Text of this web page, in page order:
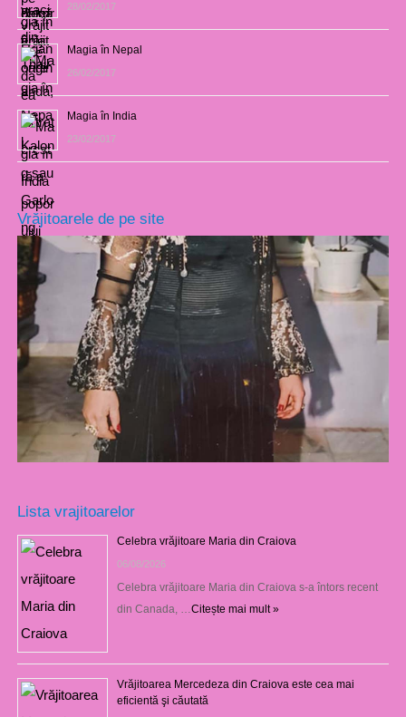
28/02/2017
Magia în Nepal
26/02/2017
Magia în India
23/02/2017
Vrăjitoarele de pe site
Lista vrajitoarelor
Celebra vrăjitoare Maria din Craiova
06/08/2026
Celebra vrăjitoare Maria din Craiova s-a întors recent
din Canada, …Citește mai mult »
Vrăjitoarea Mercedeza din Craiova este cea mai
eficientă şi căutată